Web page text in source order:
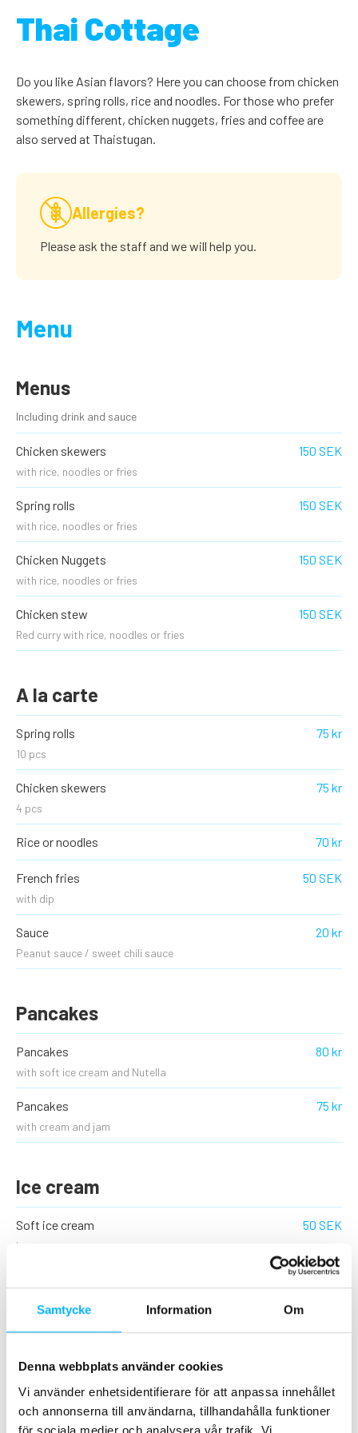
Samtycke Information Om
Denna webbplats använder cookies
Vi använder enhetsidentifierare för att anpassa innehållet
och annonserna till användarna, tillhandahålla funktioner
för sociala medier och analysera vår trafik. Vi
Thai Cottage
Do you like Asian flavors? Here you can choose from chicken
skewers, spring rolls, rice and noodles. For those who prefer
something different, chicken nuggets, fries and coffee are
also served at Thaistugan.
Allergies?
Please ask the staff and we will help you.
Menu
Menus
Including drink and sauce
Chicken skewers 150 SEK
with rice, noodles or fries
Spring rolls 150 SEK
with rice, noodles or fries
Chicken Nuggets 150 SEK
with rice, noodles or fries
Chicken stew 150 SEK
Red curry with rice, noodles or fries
A la carte
Spring rolls 75 kr
10 pcs
Chicken skewers 75 kr
4 pcs
Rice or noodles 70 kr
French fries 50 SEK
with dip
Sauce 20 kr
Peanut sauce / sweet chili sauce
Pancakes
Pancakes 80 kr
with soft ice cream and Nutella
Pancakes 75 kr
with cream and jam
Ice cream
Soft ice cream 50 SEK
in a cup or cone
15 kr
Nutella
Drink
Kivik's straw drink 20 kr